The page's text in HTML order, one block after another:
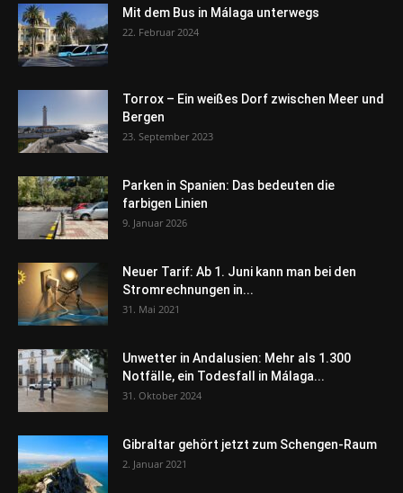
Mit dem Bus in Málaga unterwegs
22. Februar 2024
Torrox – Ein weißes Dorf zwischen Meer und
Bergen
23. September 2023
Parken in Spanien: Das bedeuten die
farbigen Linien
9. Januar 2026
Neuer Tarif: Ab 1. Juni kann man bei den
Stromrechnungen in...
31. Mai 2021
Unwetter in Andalusien: Mehr als 1.300
Notfälle, ein Todesfall in Málaga...
31. Oktober 2024
Gibraltar gehört jetzt zum Schengen-Raum
2. Januar 2021